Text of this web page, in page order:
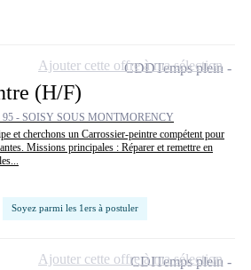
(H/F)
95 - SOISY SOUS MONTMORENCY
et cherchons un Carrossier-peintre compétent pour
Missions principales : Réparer et remettre en
Soyez parmi les 1ers à postuler
CDDTemps plein
Ajouter cette offre à ma sélection
CDITemps plein
Ajouter cette offre à ma sélection